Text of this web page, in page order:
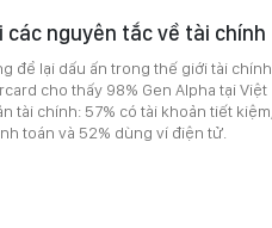
các nguyên tắc về tài chính
để lại dấu ấn trong thế giới tài chính
cho thấy 98% Gen Alpha tại Việt
tài chính: 57% có tài khoản tiết kiệm,
toán và 52% dùng ví điện tử.